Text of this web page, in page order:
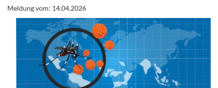
Meldung vom: 14.04.2026